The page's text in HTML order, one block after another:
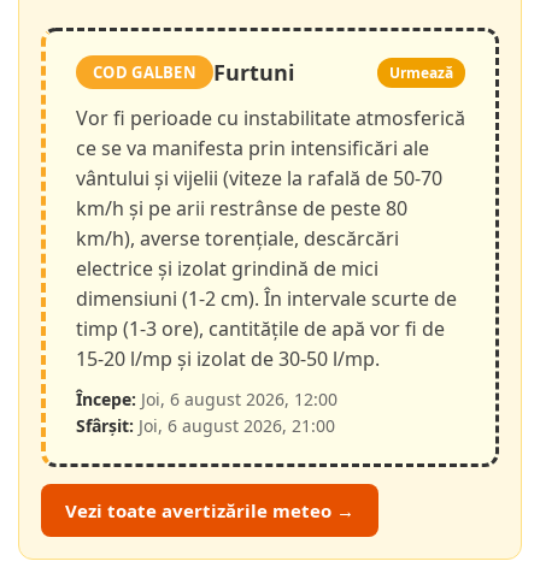
COD GALBEN Furtuni Urmează
Vor fi perioade cu instabilitate atmosferică
ce se va manifesta prin intensificări ale
vântului și vijelii (viteze la rafală de 50-70
km/h și pe arii restrânse de peste 80
km/h), averse torențiale, descărcări
electrice și izolat grindină de mici
dimensiuni (1-2 cm). În intervale scurte de
timp (1-3 ore), cantitățile de apă vor fi de
15-20 l/mp și izolat de 30-50 l/mp.
Începe: Joi, 6 august 2026, 12:00
Sfârșit: Joi, 6 august 2026, 21:00
Vezi toate avertizările meteo →